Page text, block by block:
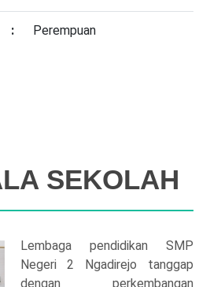
: Perempuan
SEKOLAH
Lembaga pendidikan SMP
Negeri 2 Ngadirejo tanggap
dengan perkembangan